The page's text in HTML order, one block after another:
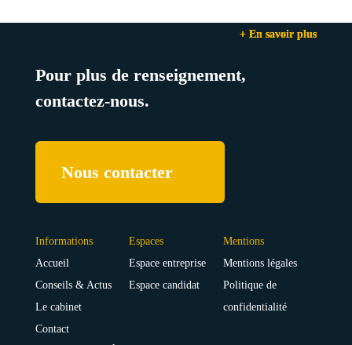
+ En savoir plus
+ En savoir plus
+ En savoir plus
Pour plus de renseignement,
contactez-nous.
Nous contacter
Informations
Accueil
Conseils & Actus
Le cabinet
Contact
Espaces
Espace entreprise
Espace candidat
Mentions
Mentions légales
Politique de
confidentialité